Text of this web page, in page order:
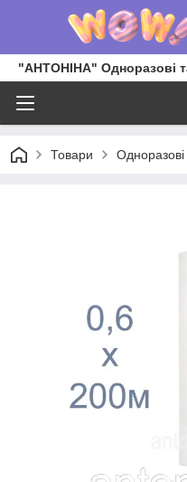
"АНТОНІНА" Одноразові
Товари